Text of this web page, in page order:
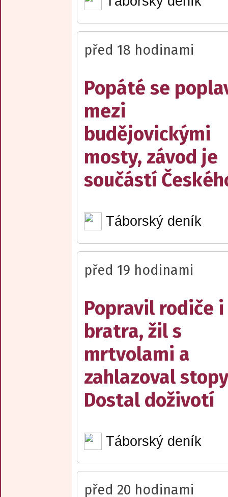
před 18 hodinami
Popáté se
mezi
budějovickými
mosty, závod je
součástí
Táborský deník
před 19 hodinami
Popravil rodiče i
bratra, žil s
mrtvolami a
zahlazoval
Dostal doživotí
Táborský deník
před 20 hodinami